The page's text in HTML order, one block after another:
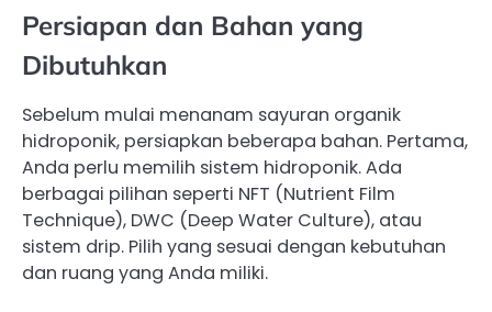
Persiapan dan Bahan yang
Dibutuhkan
Sebelum mulai menanam sayuran organik
hidroponik, persiapkan beberapa bahan. Pertama,
Anda perlu memilih sistem hidroponik. Ada
berbagai pilihan seperti NFT (Nutrient Film
Technique), DWC (Deep Water Culture), atau
sistem drip. Pilih yang sesuai dengan kebutuhan
dan ruang yang Anda miliki.